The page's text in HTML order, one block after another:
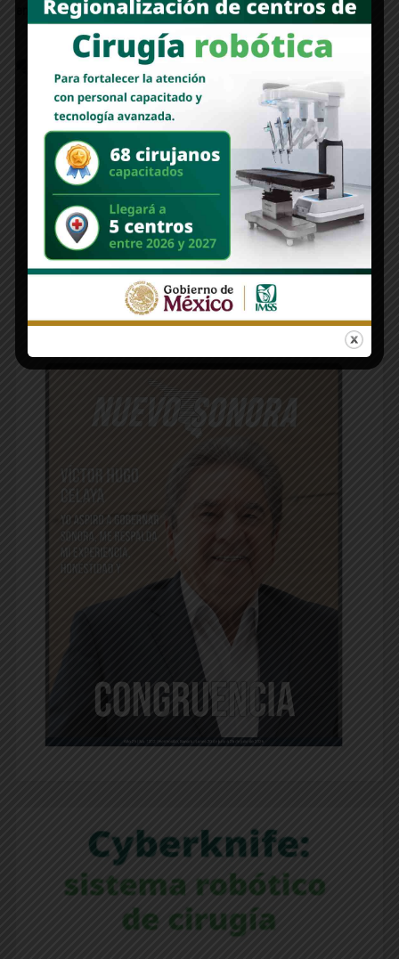
en seguridad y comercio
COMMENTS
WORDPRESS: 0 FACEBOOK:
Deja un comentario
Lo siento, debes estarconectadopara publicar un comentario.